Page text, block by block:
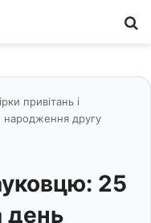
привітань і
другу
25
день